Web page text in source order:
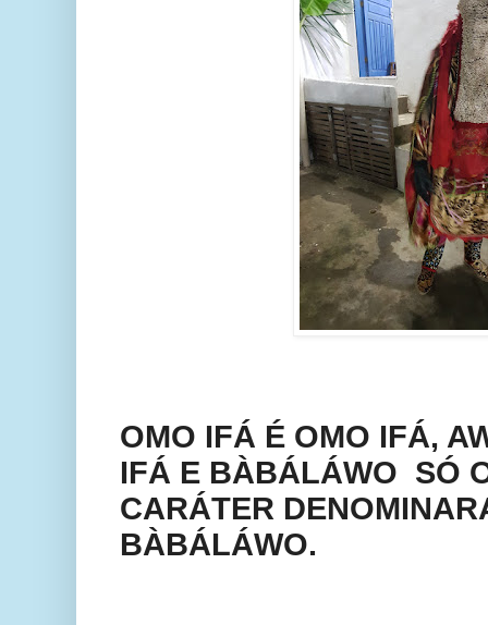
OMO IFÁ É OMO IFÁ,
IFÁ E BÀBÁLÁWO SÓ
CARÁTER
BÀBÁLÁWO.